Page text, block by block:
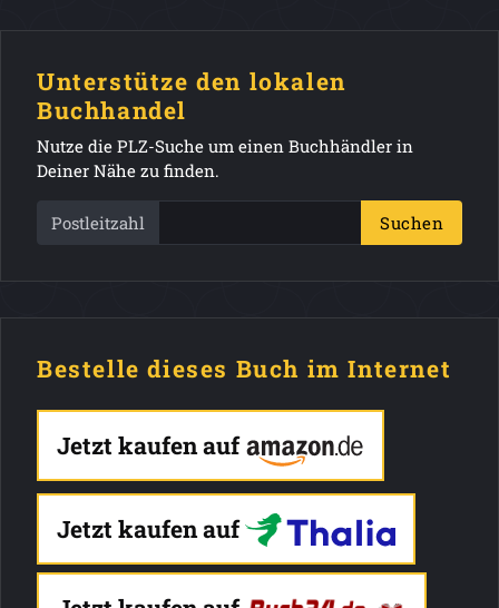
Unterstütze den lokalen
Buchhandel
Nutze die PLZ-Suche um einen Buchhändler in
Deiner Nähe zu finden.
Postleitzahl Suchen
Bestelle dieses Buch im Internet
Jetzt kaufen auf
Jetzt kaufen auf